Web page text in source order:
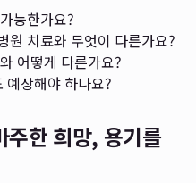
능한가요?
원 치료와 무엇이 다른가요?
어떻게 다른가요?
예상해야 하나요?
주한 희망, 용기를